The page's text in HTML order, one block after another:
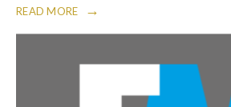
READ MORE →